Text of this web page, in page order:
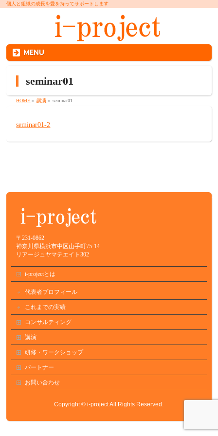
個人と組織の成長を愛を持ってサポートします
MENU
seminar01
HOME » 講演 » seminar01
seminar01-2
〒231-0862
神奈川県横浜市中区山手町75-14
リアージュヤマテエイト302
i-projectとは
代表者プロフィール
これまでの実績
コンサルティング
講演
研修・ワークショップ
パートナー
お問い合わせ
Copyright ©i-projectAll Rights Reserved.